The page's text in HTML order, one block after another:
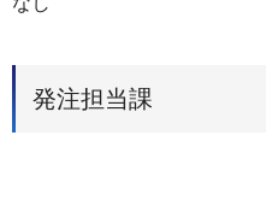
発注担当課